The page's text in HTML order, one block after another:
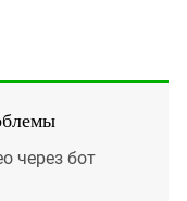
через бот